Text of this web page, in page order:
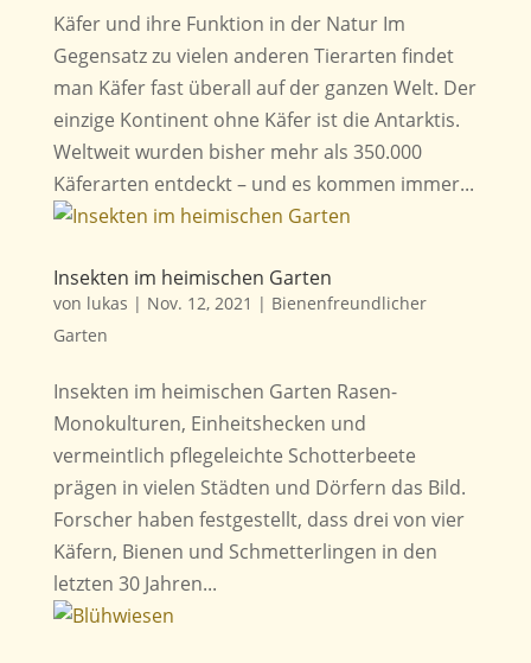
Käfer und ihre Funktion in der Natur Im
Gegensatz zu vielen anderen Tierarten findet
man Käfer fast überall auf der ganzen Welt. Der
einzige Kontinent ohne Käfer ist die Antarktis.
Weltweit wurden bisher mehr als 350.000
Käferarten entdeckt – und es kommen immer...
Insekten im heimischen Garten
von lukas | Nov. 12, 2021 | Bienenfreundlicher
Garten
Insekten im heimischen Garten Rasen-
Monokulturen, Einheitshecken und
vermeintlich pflegeleichte Schotterbeete
prägen in vielen Städten und Dörfern das Bild.
Forscher haben festgestellt, dass drei von vier
Käfern, Bienen und Schmetterlingen in den
letzten 30 Jahren...